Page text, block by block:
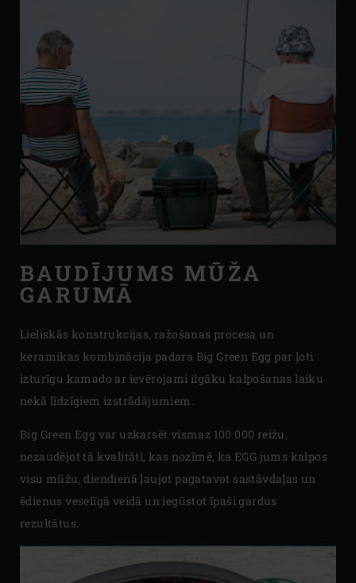
BAUDĪJUMS MŪŽA
GARUMĀ
Lieliskās konstrukcijas, ražošanas procesa un
keramikas kombinācija padara Big Green Egg par ļoti
izturīgu kamado ar ievērojami ilgāku kalpošanas laiku
nekā līdzīgiem izstrādājumiem.
Big Green Egg var uzkarsēt vismaz 100 000 reižu,
nezaudējot tā kvalitāti, kas nozīmē, ka EGG jums kalpos
visu mūžu, diendienā ļaujot pagatavot sastāvdaļas un
ēdienus veselīgā veidā un iegūstot īpaši gardus
rezultātus.